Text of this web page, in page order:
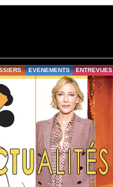
EVENEMENTS ENTREVUES